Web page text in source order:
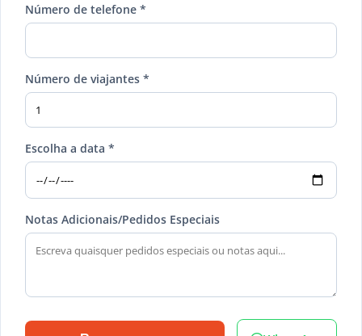
Número de telefone *
Número de viajantes *
Escolha a data *
Notas Adicionais/Pedidos Especiais